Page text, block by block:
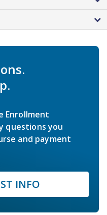
Enrollment
questions you
and payment
INFO